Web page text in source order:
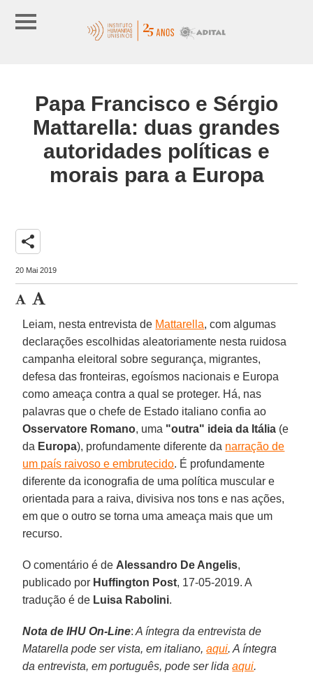
Papa Francisco e Sérgio
Mattarella: duas grandes
autoridades políticas e
morais para a Europa
share
20 Mai 2019
Leiam, nesta entrevista de Mattarella, com algumas
declarações escolhidas aleatoriamente nesta ruidosa
campanha eleitoral sobre segurança, migrantes,
defesa das fronteiras, egoísmos nacionais e Europa
como ameaça contra a qual se proteger. Há, nas
palavras que o chefe de Estado italiano confia ao
Osservatore Romano, uma "outra" ideia da Itália (e
da Europa), profundamente diferente da narração de
um país raivoso e embrutecido. É profundamente
diferente da iconografia de uma política muscular e
orientada para a raiva, divisiva nos tons e nas ações,
em que o outro se torna uma ameaça mais que um
recurso.
O comentário é de Alessandro De Angelis,
publicado por Huffington Post, 17-05-2019. A
tradução é de Luisa Rabolini.
Nota de IHU On-Line: A íntegra da entrevista de
Matarella pode ser vista, em italiano,aqui. A íntegra
da entrevista, em português, pode ser lidaaqui.